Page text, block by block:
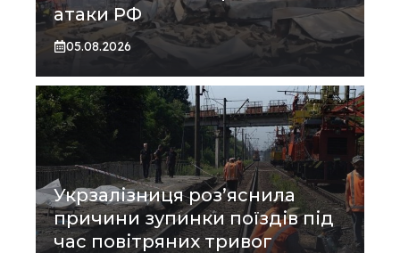
атаки РФ
05.08.2026
Укрзалізниця роз’яснила
причини зупинки поїздів під
час повітряних тривог